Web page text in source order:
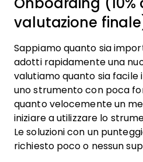
valutazione
Sappiamo quanto sia
adotti rapidamente una
valutiamo quanto sia facile
uno strumento con poca
quanto velocemente un
iniziare a utilizzare lo
Le soluzioni con un
richiesto poco o nessun